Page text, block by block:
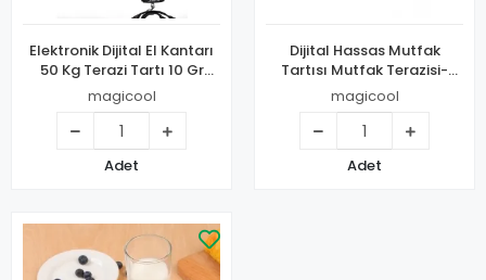
Elektronik Dijital El Kantarı
50 Kg Terazi Tartı 10 Gr
Hassasiyet
magicool
Adet
Dijital Hassas Mutfak
Tartısı Mutfak Terazisi-
hassas Ölçüm 10kg
magicool
Adet